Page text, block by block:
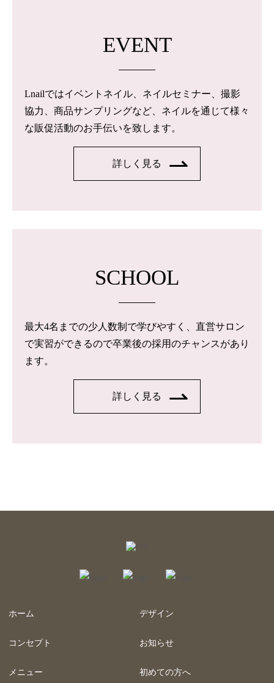
EVENT
Lnailではイベントネイル、ネイルセミナー、撮影
協力、商品サンプリングなど、ネイルを通じて様々
な販促活動のお手伝いを致します。
詳しく見る
SCHOOL
最大4名までの少人数制で学びやすく、直営サロン
で実習ができるので卒業後の採用のチャンスがあり
ます。
詳しく見る
ホーム
コンセプト
メニュー
デザイン
お知らせ
初めての方へ